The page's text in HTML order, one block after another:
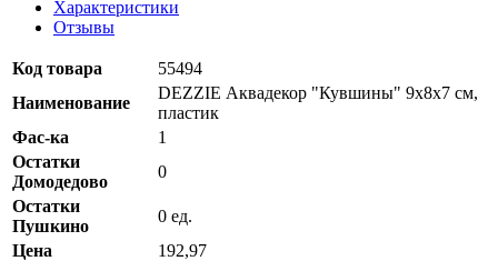
Характеристики
Отзывы
Код товара
55494
Наименование
DEZZIE Аквадекор "Кувшины" 9х8х7 см,
пластик
Фас-ка
1
Остатки
Домодедово
0
Остатки
Пушкино
0 ед.
Цена
192,97